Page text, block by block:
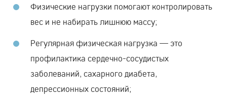
Физические нагрузки помогают контролировать
вес и не набирать лишнюю массу;
Регулярная физическая нагрузка — это
профилактика сердечно-сосудистых
заболеваний, сахарного диабета,
депрессионных состояний;